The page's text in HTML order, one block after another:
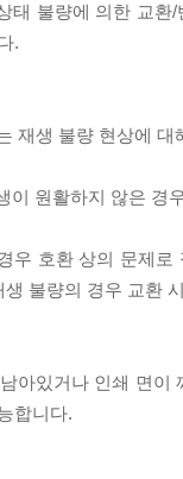
태 불량에 의한 교
.
재생 불량 현상에
이 원활하지 않은 경
우 호환 상의 문제
불량의 경우 교환
아있거나 인쇄 면
합니다.